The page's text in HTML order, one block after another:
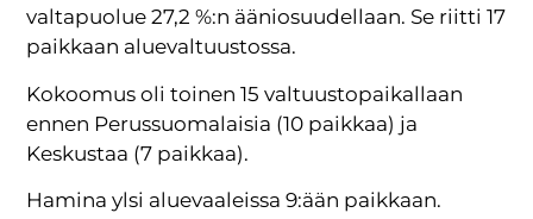
valtapuolue 27,2 %:n ääniosuudellaan. Se riitti 17
paikkaan aluevaltuustossa.
Kokoomus oli toinen 15 valtuustopaikallaan
ennen Perussuomalaisia (10 paikkaa) ja
Keskustaa (7 paikkaa).
Hamina ylsi aluevaaleissa 9:ään paikkaan.